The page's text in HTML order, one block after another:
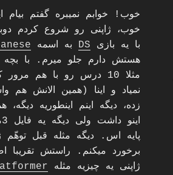
خوب! خوابم نمیبره گفتم بیام
خوب، ژاپنی رو شروع کردم
با یه بازی DS به اسمه
هستش دارم جلو میرم. با بچه
مثلا 10 درس رو با هم
زده، دیگه اینم اینطوریه
پایه اس. دیگه مثله قبل توهّم
برخورد میکنم. راستش تقریبا
ژاپنی یه چیزیه مثله